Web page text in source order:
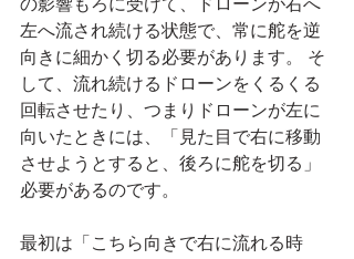
の影響もろに受けて、ドローンが右へ
左へ流され続ける状態で、常に舵を逆
向きに細かく切る必要があります。 そ
して、流れ続けるドローンをくるくる
回転させたり、つまりドローンが左に
向いたときには、「見た目で右に移動
させようとすると、後ろに舵を切る」
必要があるのです。
最初は「こちら向きで右に流れる時